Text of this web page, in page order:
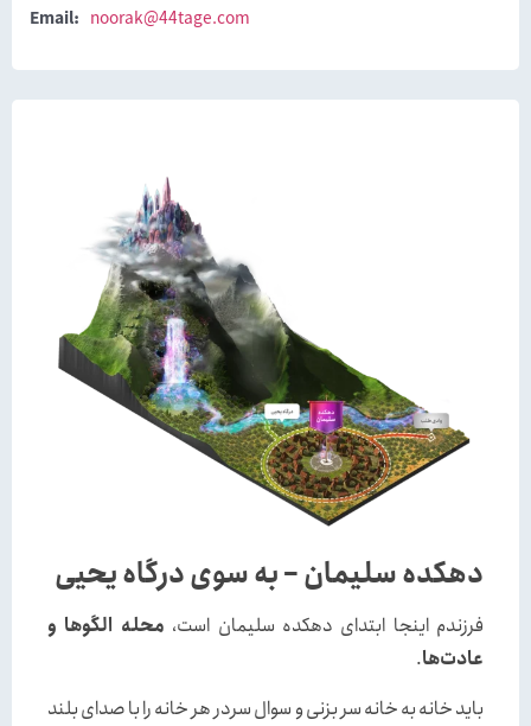
Email: noorak@44tage.com
دهکده سلیمان – به سوی درگاه یحیی
فرزندم اینجا ابتدای دهکده سلیمان است، محله الگوها و
عادت‌ها.
باید خانه به خانه سر بزنی و سوال سردر هر خانه را با صدای بلند